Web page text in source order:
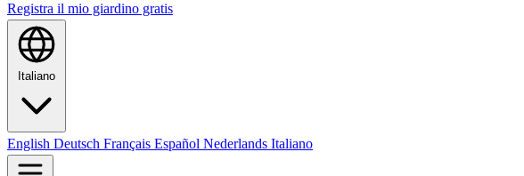
Registra il mio giardino gratis
Italiano
English Deutsch Français Español Nederlands Italiano